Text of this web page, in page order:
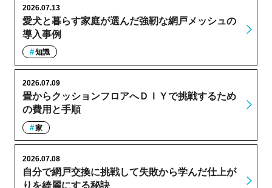
愛犬と暮らす家庭が選んだ強靭な網戸メッシュの
導入事例
2026.07.13
知識
畳からクッションフロアへＤＩＹで挑戦するため
の費用と手順
2026.07.09
家
自分で網戸交換に挑戦して失敗から学んだ仕上が
りを綺麗にする秘訣
2026.07.08